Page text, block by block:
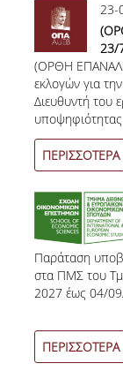
23-
(OΡΘΗ
εκλογών για
Διευθυντή του
30/07/2026 και
ΠΕΡΙΣΣΟΤΕΡΑ
Παράταση
στα ΠΜΣ του
2027 έως 04/
ΠΕΡΙΣΣΟΤΕΡΑ